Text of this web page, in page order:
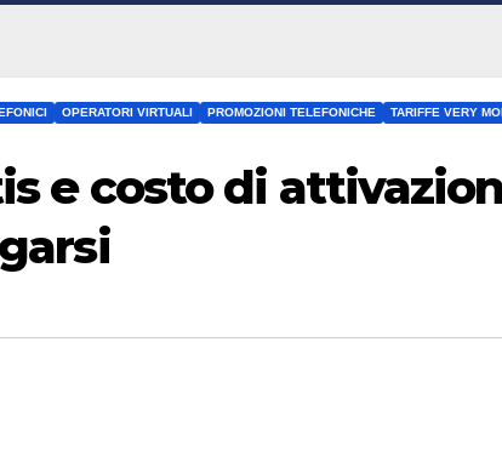
OPERATORI VIRTUALI PROMOZIONI TELEFONICHE
TARIFFE VERY
e costo di